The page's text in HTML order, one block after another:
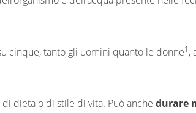
cinque, tanto gli uomini quanto le donne1 ,
dieta o di stile di vita. Può anche durare